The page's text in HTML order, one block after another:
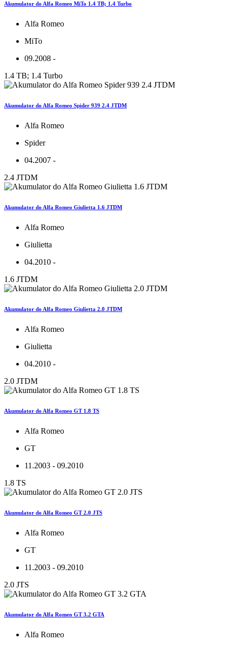
Akumulator do Alfa Romeo MiTo 1.4 TB; 1.4 Turbo
Alfa Romeo
MiTo
09.2008 -
1.4 TB; 1.4 Turbo
Akumulator do Alfa Romeo Spider 939 2.4 JTDM
Alfa Romeo
Spider
04.2007 -
2.4 JTDM
Akumulator do Alfa Romeo Giulietta 1.6 JTDM
Alfa Romeo
Giulietta
04.2010 -
1.6 JTDM
Akumulator do Alfa Romeo Giulietta 2.0 JTDM
Alfa Romeo
Giulietta
04.2010 -
2.0 JTDM
Akumulator do Alfa Romeo GT 1.8 TS
Alfa Romeo
GT
11.2003 - 09.2010
1.8 TS
Akumulator do Alfa Romeo GT 2.0 JTS
Alfa Romeo
GT
11.2003 - 09.2010
2.0 JTS
Akumulator do Alfa Romeo GT 3.2 GTA
Alfa Romeo